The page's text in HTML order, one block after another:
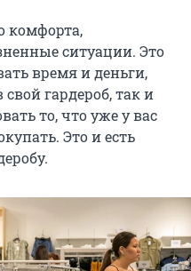
комфорта,
ситуации. Это
время и деньги,
гардероб, так и
то, что уже у вас
Это и есть